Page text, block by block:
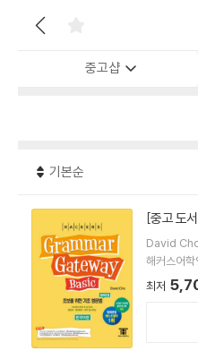
중고샵
기본순
[중고 도
David
해커스어학
최저